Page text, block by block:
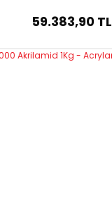
59.383,90 TL